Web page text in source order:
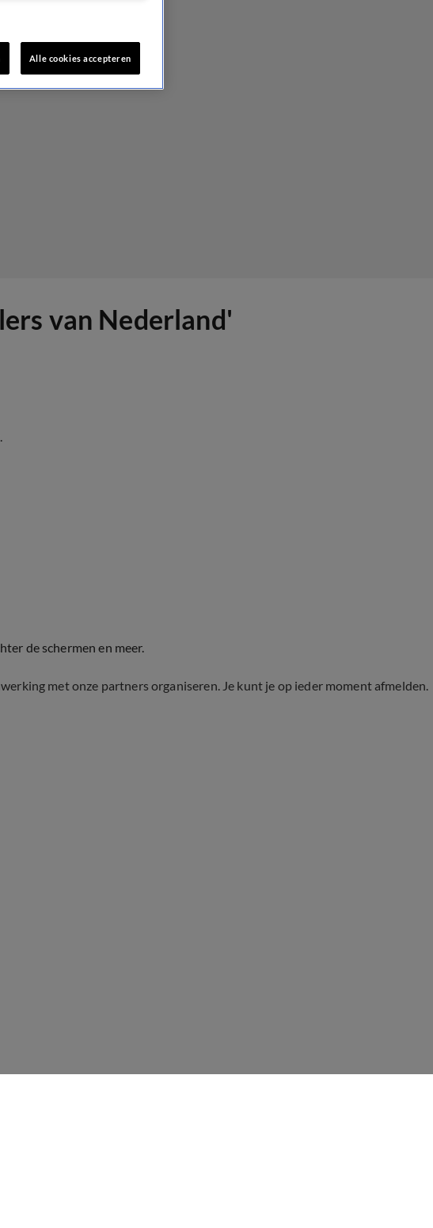
van Nederland'
de schermen en meer.
met onze partners organiseren. Je kunt je op ieder moment afmelden.
Alle cookies accepteren